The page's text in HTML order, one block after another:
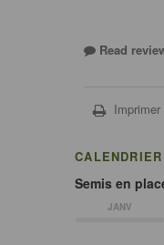
Read
Imprimer
CALENDRIER
Semis en
JANV